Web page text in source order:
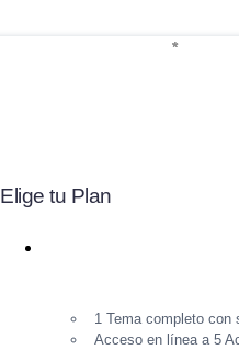
Elige tu Plan
1 Tema completo con
Acceso en línea a 5
*
*
*
*
*